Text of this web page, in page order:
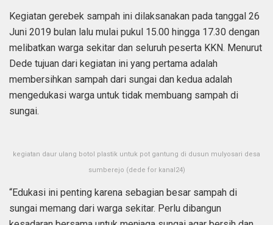
Kegiatan gerebek sampah ini dilaksanakan pada tanggal 26
Juni 2019 bulan lalu mulai pukul 15.00 hingga 17.30 dengan
melibatkan warga sekitar dan seluruh peserta KKN. Menurut
Dede tujuan dari kegiatan ini yang pertama adalah
membersihkan sampah dari sungai dan kedua adalah
mengedukasi warga untuk tidak membuang sampah di
sungai.
kegiatan daur ulang botol plastik untuk pot gantung di dusun mulyosari desa
sumberejo (dede for kanal24)
“Edukasi ini penting karena sebagian besar sampah di
sungai memang dari warga sekitar. Perlu dibangun